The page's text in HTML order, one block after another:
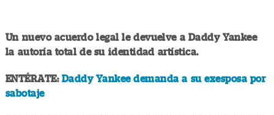
Un nuevo acuerdo legal le devuelve a Daddy Yankee
la autoría total de su identidad artística.
ENTÉRATE: Daddy Yankee demanda a su exesposa por
sabotaje